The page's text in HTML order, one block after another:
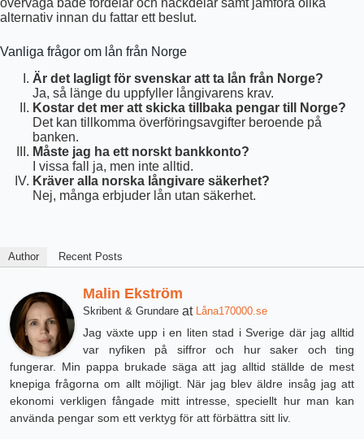
överväga både fördelar och nackdelar samt jämföra olika
alternativ innan du fattar ett beslut.
Vanliga frågor om lån från Norge
Är det lagligt för svenskar att ta lån från Norge?
Ja, så länge du uppfyller långivarens krav.
Kostar det mer att skicka tillbaka pengar till Norge?
Det kan tillkomma överföringsavgifter beroende på
banken.
Måste jag ha ett norskt bankkonto?
I vissa fall ja, men inte alltid.
Kräver alla norska långivare säkerhet?
Nej, många erbjuder lån utan säkerhet.
Author Recent Posts
Malin Ekström
Skribent & Grundare at Låna170000.se
Jag växte upp i en liten stad i Sverige där jag alltid
var nyfiken på siffror och hur saker och ting
fungerar. Min pappa brukade säga att jag alltid ställde de mest
knepiga frågorna om allt möjligt. När jag blev äldre insåg jag att
ekonomi verkligen fångade mitt intresse, speciellt hur man kan
använda pengar som ett verktyg för att förbättra sitt liv.